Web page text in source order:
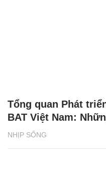
NHỊP SỐNG
Tổng quan Phát
BAT Việt Nam: